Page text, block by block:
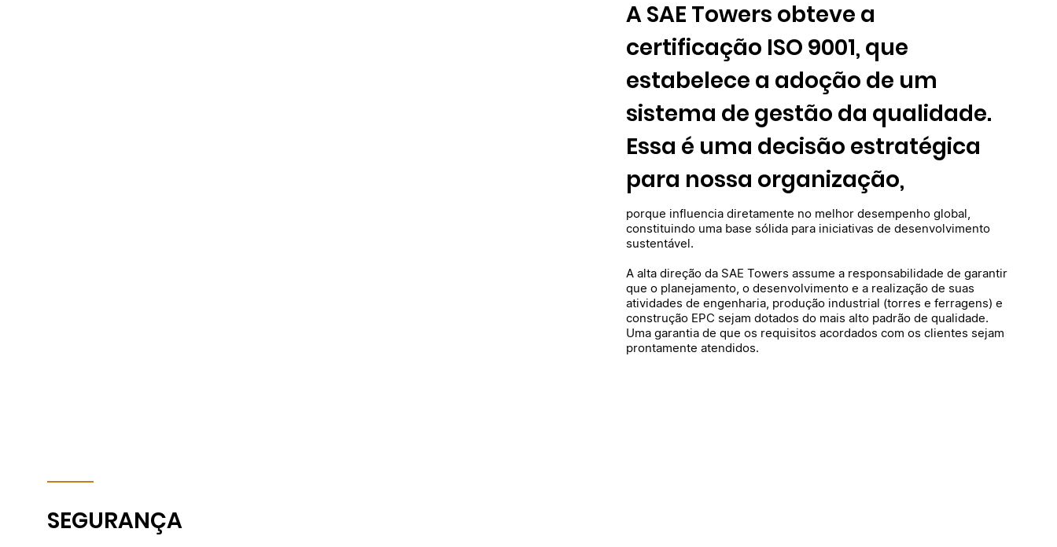
porque influencia diretamente no melhor desempenho global,
constituindo uma base sólida para iniciativas de desenvolvimento
sustentável.
A alta direção da SAE Towers assume a responsabilidade de garantir
que o planejamento, o desenvolvimento e a realização de suas
atividades de engenharia, produção industrial (torres e ferragens) e
construção EPC sejam dotados do mais alto padrão de qualidade.
Uma garantia de que os requisitos acordados com os clientes sejam
prontamente atendidos.
A SAE Towers obteve a
certificação ISO 9001, que
estabelece a adoção de um
sistema de gestão da qualidade.
Essa é uma decisão estratégica
para nossa organização,
SEGURANÇA